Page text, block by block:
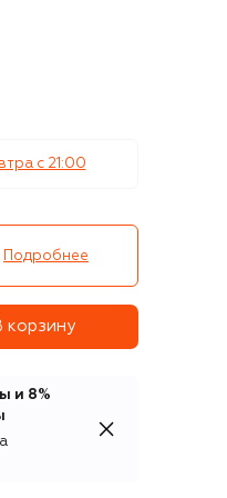
c 21:00
Подробнее
корзину
и 8%